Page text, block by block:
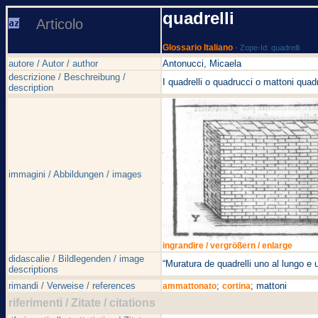
Articolo quadrelli
Glossario Italiano - Zope-Id: quadrelli
autore / Autor / author
Antonucci, Micaela
descrizione / Beschreibung /
description
I quadrelli o quadrucci o mattoni
immagini / Abbildungen / images
ingrandire / vergrößern / enlarge
didascalie / Bildlegenden / image
descriptions
“Muratura de quadrelli uno al lungo
rimandi / Verweise / references ammattonato;cortina; mattoni
riferimenti / Zitate / citations